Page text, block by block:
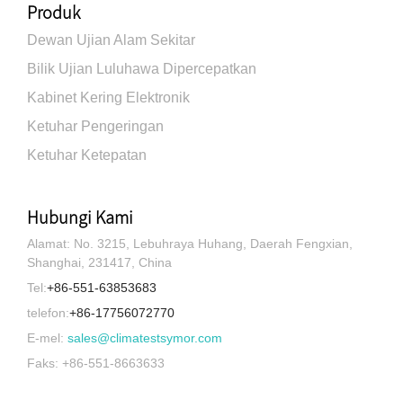
Produk
Dewan Ujian Alam Sekitar
Bilik Ujian Luluhawa Dipercepatkan
Kabinet Kering Elektronik
Ketuhar Pengeringan
Ketuhar Ketepatan
Hubungi Kami
Alamat: No. 3215, Lebuhraya Huhang, Daerah Fengxian,
Shanghai, 231417, China
Tel:+86-551-63853683
telefon:+86-17756072770
E-mel: sales@climatestsymor.com
Faks: +86-551-8663633